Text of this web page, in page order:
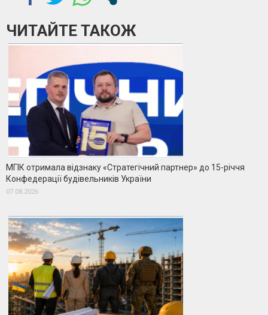
ЧИТАЙТЕ ТАКОЖ
МГІК отримала відзнаку «Стратегічний партнер» до 15-річчя
Конфедерації будівельників України
07.08.2026